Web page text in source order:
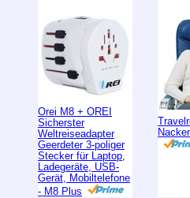
Orei M8 + OREI
Sicherster
Weltreiseadapter
Geerdeter 3-poliger
Stecker für Laptop,
Ladegeräte, USB-
Gerät, Mobiltelefone
- M8 Plus